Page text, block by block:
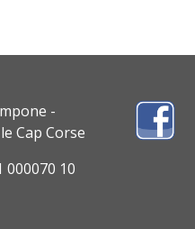
-
Cap Corse
10